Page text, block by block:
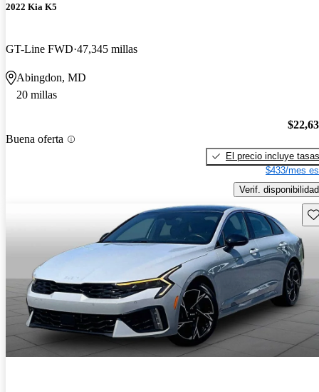
2022 Kia K5
GT-Line FWD 47,345 millas
Abingdon, MD
20 millas
Buena oferta
El precio incluye tasas
$433/mes
Verif. disponibilidad